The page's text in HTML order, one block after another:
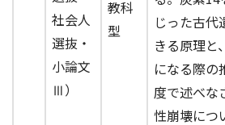
社会人
選抜・
小論文
Ⅲ）
教科
型
じった古代
きる原理と
になる際の
度で述べな
性崩壊につ